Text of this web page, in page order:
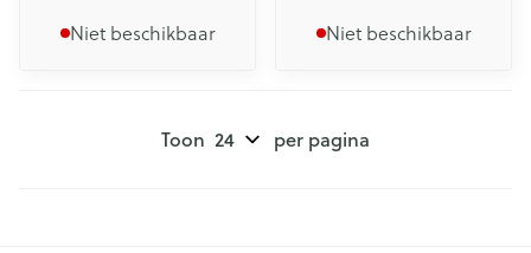
Niet beschikbaar Niet beschikbaar
Toon per pagina